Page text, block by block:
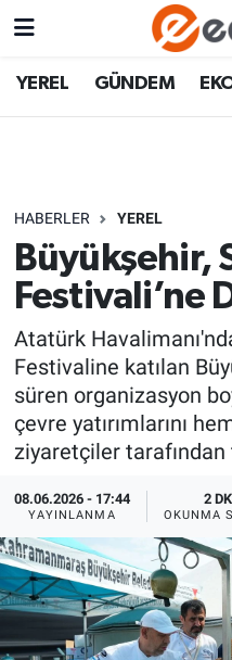
YEREL GÜNDEM
HABERLER YEREL
Büyükşehir,
Festivali’ne
Atatürk
Festivaline katılan
süren organizasyon
çevre yatırımlarını
ziyaretçiler tarafından
08.06.2026 - 17:44
YAYINLANMA
2 DK
OKUNMA